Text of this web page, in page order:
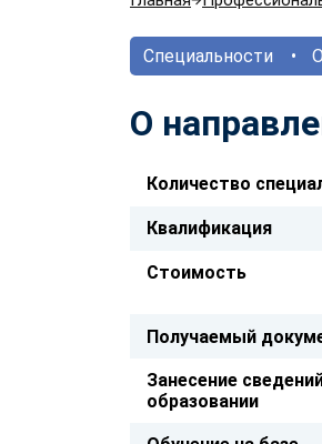
Специальности
О
Количество
Квалификация
Стоимость
Получаемый
Занесение
образовании